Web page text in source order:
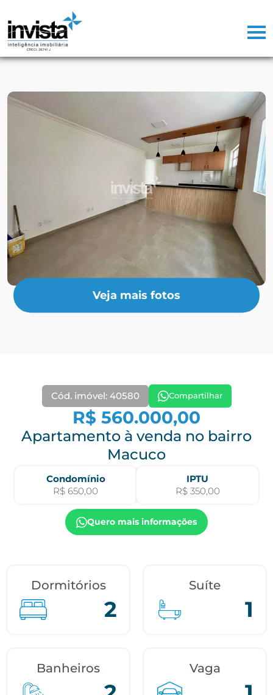
Veja mais fotos
Cód. imóvel: 40580 Compartilhar
R$ 560.000,00
Apartamento à venda no bairro
Macuco
Condomínio
R$ 650,00
IPTU
R$ 350,00
Quero mais informações
Dormitórios
2
Suíte
1
Banheiros Vaga